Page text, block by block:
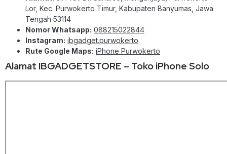
Lor, Kec. Purwokerto Timur, Kabupaten Banyumas, Jawa
Tengah 53114
Nomor Whatsapp: 088215022844
Instagram: ibgadget.purwokerto
Rute Google Maps: iPhone Purwokerto
Alamat IBGADGETSTORE – Toko iPhone Solo